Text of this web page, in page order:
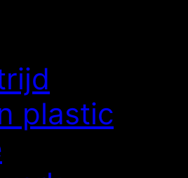
plastic